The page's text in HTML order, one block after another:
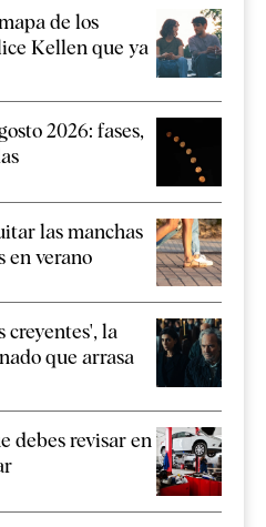
de los
Kellen que ya
2026: fases,
las manchas
en verano
creyentes', la
que arrasa
debes revisar en